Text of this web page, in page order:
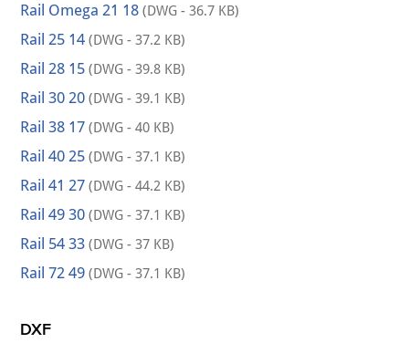
Rail Omega 21 18(DWG - 36.7 KB)
Rail 25 14 (DWG - 37.2 KB)
Rail 28 15(DWG - 39.8 KB)
Rail 30 20 (DWG - 39.1 KB)
Rail 38 17(DWG - 40 KB)
Rail 40 25 (DWG - 37.1 KB)
Rail 41 27 (DWG - 44.2 KB)
Rail 49 30 (DWG - 37.1 KB)
Rail 54 33 (DWG - 37 KB)
Rail 72 49 (DWG - 37.1 KB)
DXF